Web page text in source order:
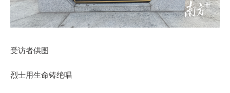
受访者供图
烈士用生命铸绝唱